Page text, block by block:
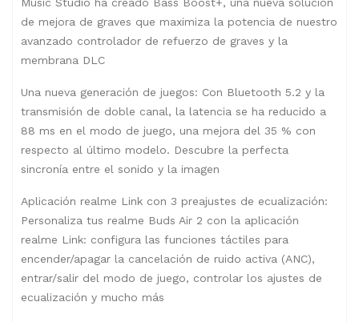
de mejora de graves que maximiza la potencia de nuestro
avanzado controlador de refuerzo de graves y la
membrana DLC
Una nueva generación de juegos: Con Bluetooth 5.2 y la
transmisión de doble canal, la latencia se ha reducido a
88 ms en el modo de juego, una mejora del 35 % con
respecto al último modelo. Descubre la perfecta
sincronía entre el sonido y la imagen
Aplicación realme Link con 3 preajustes de ecualización:
Personaliza tus realme Buds Air 2 con la aplicación
realme Link: configura las funciones táctiles para
encender/apagar la cancelación de ruido activa (ANC),
entrar/salir del modo de juego, controlar los ajustes de
ecualización y mucho más